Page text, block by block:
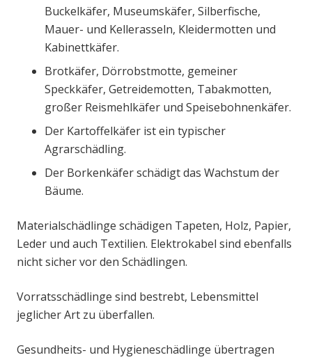
Buckelkäfer, Museumskäfer, Silberfische,
Mauer- und Kellerasseln, Kleidermotten und
Kabinettkäfer.
Brotkäfer, Dörrobstmotte, gemeiner
Speckkäfer, Getreidemotten, Tabakmotten,
großer Reismehlkäfer und Speisebohnenkäfer.
Der Kartoffelkäfer ist ein typischer
Agrarschädling.
Der Borkenkäfer schädigt das Wachstum der
Bäume.
Materialschädlinge schädigen Tapeten, Holz, Papier,
Leder und auch Textilien. Elektrokabel sind ebenfalls
nicht sicher vor den Schädlingen.
Vorratsschädlinge sind bestrebt, Lebensmittel
jeglicher Art zu überfallen.
Gesundheits- und Hygieneschädlinge übertragen